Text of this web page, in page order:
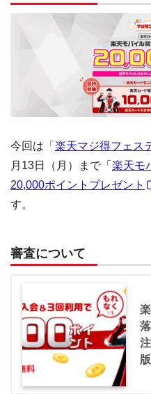
今回は「 楽天マジ得フェス
月13日（月）まで「 楽天モ
20,000ポイントプレゼント
す。
審査について
版